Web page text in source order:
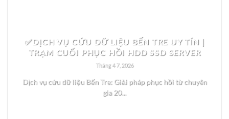
✅DỊCH VỤ CỨU DỮ LIỆU BẾN TRE UY TÍN |
TRẠM CUỐI PHỤC HỒI HDD SSD SERVER
Tháng 4 7, 2026
Dịch vụ cứu dữ liệu Bến Tre: Giải pháp phục hồi từ chuyên
gia 20...